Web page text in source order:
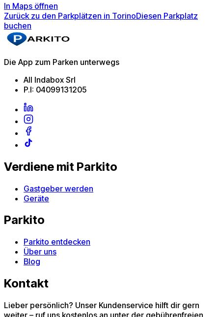
In Maps öffnen
Zurück zu den Parkplätzen in TorinoDiesen Parkplatz
buchen
Die App zum Parken unterwegs
All Indabox Srl
P.I: 04099131205
Verdiene mit Parkito
Gastgeber werden
Geräte
Parkito
Parkito entdecken
Über uns
Blog
Kontakt
Lieber persönlich? Unser Kundenservice hilft dir gern